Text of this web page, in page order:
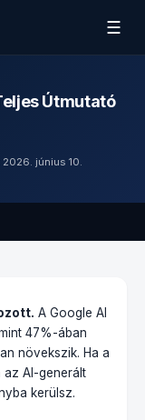
☰
Útmutató
2026. június 10.
A Google AI
47%-ában
növekszik. Ha a
az AI-generált
kerülsz.